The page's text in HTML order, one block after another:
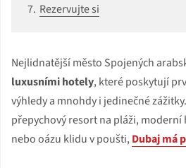
Rezervujte si
Nejlidnatější město Spojených
luxusními hotely, které poskytují
výhledy a mnohdy i jedinečné
přepychový resort na pláži, moderní
nebo oázu klidu v poušti, Dubaj má